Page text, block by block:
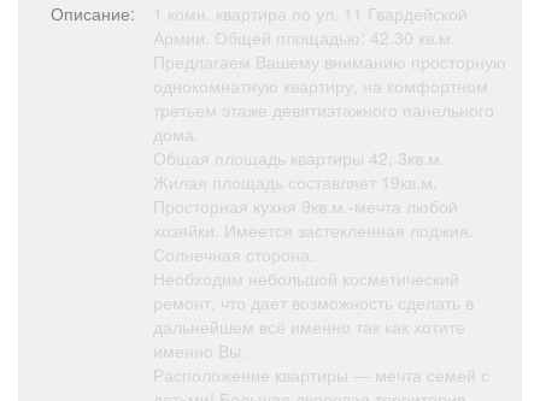
Я - пенсионер
Описание:
1 комн. квартира по ул. 11 Гвардейской
Армии. Общей площадью: 42.30 кв.м.
Предлагаем Вашему вниманию просторную
однокомнатную квартиру, на комфортном
третьем этаже девятиэтажного панельного
дома.
Общая площадь квартиры 42, 3кв.м.
Жилая площадь составляет 19кв.м.
Просторная кухня 9кв.м.-мечта любой
хозяйки. Имеется застекленная лоджия.
Солнечная сторона.
Необходим небольшой косметический
ремонт, что дает возможность сделать в
дальнейшем всё именно так как хотите
именно Вы.
Расположение квартиры — мечта семей с